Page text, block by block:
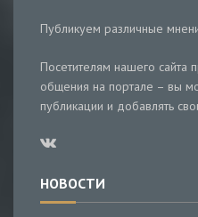
Публикуем различные
Посетителям нашего сайта
общения на портале – вы
публикации и добавлять
НОВОСТИ